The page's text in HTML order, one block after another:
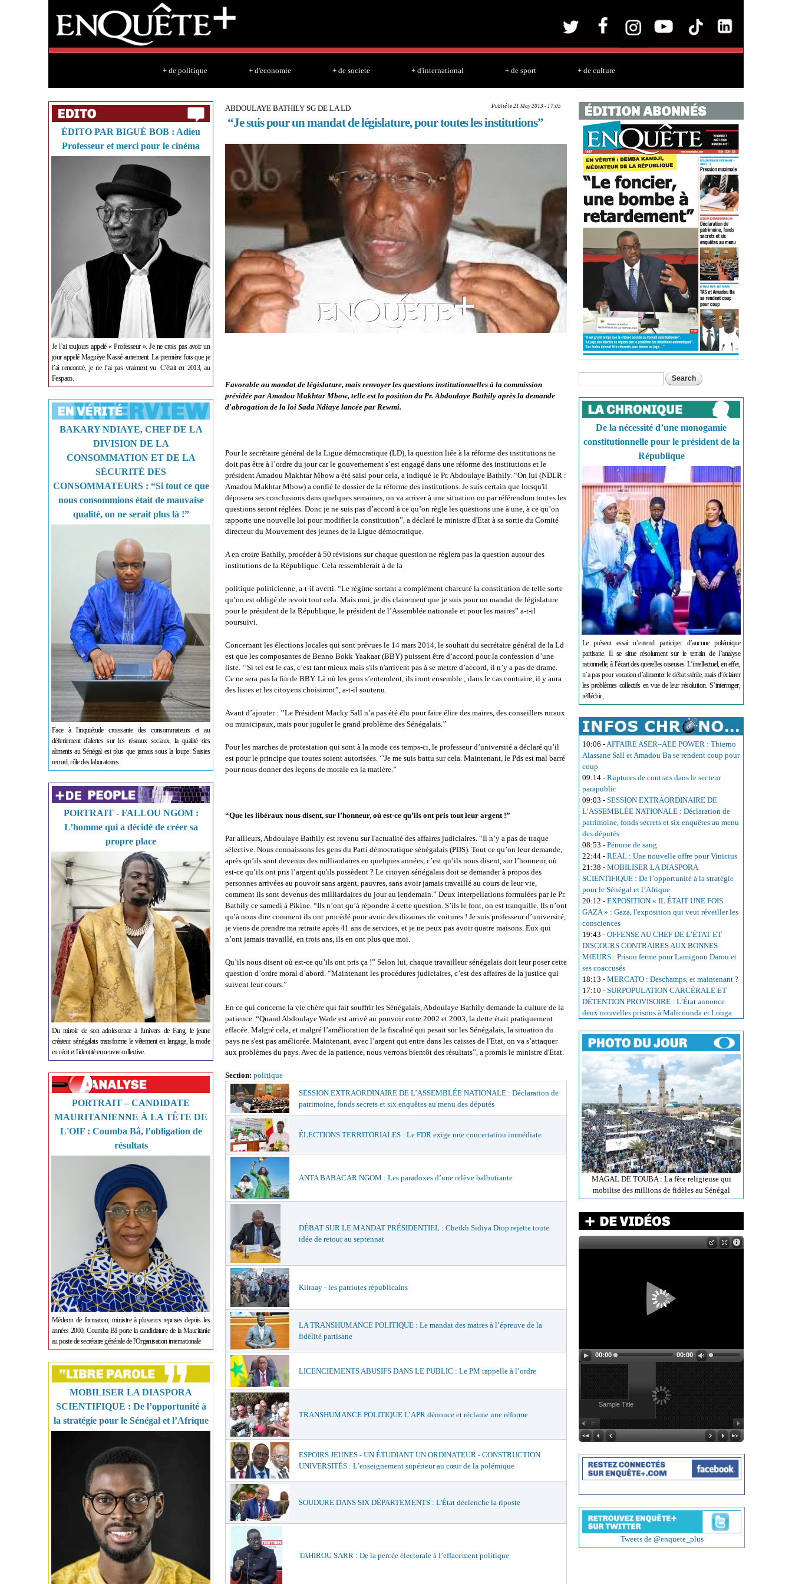
+ de politique + d'economie + de societe + d'international + de sport + de culture
ÉDITO PAR BIGUÉ BOB : Adieu
Professeur et merci pour le cinéma
Je l’ai toujours appelé « Professeur ». Je ne crois pas avoir un
jour appelé Maguèye Kassé autrement. La première fois que je
l’ai rencontré, je ne l’ai pas vraiment vu. C’était en 2013, au
Fespaco.
BAKARY NDIAYE, CHEF DE LA
DIVISION DE LA
CONSOMMATION ET DE LA
SÉCURITÉ DES
CONSOMMATEURS : “Si tout ce que
nous consommions était de mauvaise
qualité, on ne serait plus là !”
Face à l'inquiétude croissante des consommateurs et au
déferlement d'alertes sur les réseaux sociaux, la qualité des
aliments au Sénégal est plus que jamais sous la loupe. Saisies
record, rôle des laboratoires
PORTRAIT - FALLOU NGOM :
L’homme qui a décidé de créer sa
propre place
Du miroir de son adolescence à l'univers de Fang, le jeune
créateur sénégalais transforme le vêtement en langage, la mode
en récit et l'identité en œuvre collective.
PORTRAIT – CANDIDATE
MAURITANIENNE À LA TÊTE DE
L'OIF : Coumba Bâ, l’obligation de
résultats
Médecin de formation, ministre à plusieurs reprises depuis les
années 2000, Coumba Bâ porte la candidature de la Mauritanie
au poste de secrétaire générale de l'Organisation internationale
MOBILISER LA DIASPORA
SCIENTIFIQUE : De l’opportunité à
la stratégie pour le Sénégal et l’Afrique
Publié le 21 May 2013 - 17:05
ABDOULAYE BATHILY SG DE LA LD
“Je suis pour un mandat de législature, pour toutes les institutions”
Favorable au mandat de législature, mais renvoyer les questions institutionnelles à la commission
présidée par Amadou Makhtar Mbow, telle est la position du Pr. Abdoulaye Bathily après la demande
d'abrogation de la loi Sada Ndiaye lancée par Rewmi.
Pour le secrétaire général de la Ligue démocratique (LD), la question liée à la réforme des institutions ne
doit pas être à l’ordre du jour car le gouvernement s’est engagé dans une réforme des institutions et le
président Amadou Makhtar Mbow a été saisi pour cela, a indiqué le Pr. Abdoulaye Bathily. “On lui (NDLR :
Amadou Makhtar Mbow) a confié le dossier de la réforme des institutions. Je suis certain que lorsqu'il
déposera ses conclusions dans quelques semaines, on va arriver à une situation ou par référendum toutes les
questions seront réglées. Donc je ne suis pas d’accord à ce qu’on règle les questions une à une, à ce qu’on
rapporte une nouvelle loi pour modifier la constitution”, a déclaré le ministre d'Etat à sa sortie du Comité
directeur du Mouvement des jeunes de la Ligue démocratique.
A en croire Bathily, procéder à 50 révisions sur chaque question ne réglera pas la question autour des
institutions de la République. Cela ressemblerait à de la
politique politicienne, a-t-il averti. “Le régime sortant a complément charcuté la constitution de telle sorte
qu’on est obligé de revoir tout cela. Mais moi, je dis clairement que je suis pour un mandat de législature
pour le président de la République, le président de l’Assemblée nationale et pour les maires” a-t-il
poursuivi.
Concernant les élections locales qui sont prévues le 14 mars 2014, le souhait du secrétaire général de la Ld
est que les composantes de Benno Bokk Yaakaar (BBY) puissent être d’accord pour la confession d’une
liste. ‘’Si tel est le cas, c’est tant mieux mais s'ils n'arrivent pas à se mettre d’accord, il n’y a pas de drame.
Ce ne sera pas la fin de BBY. Là où les gens s’entendent, ils iront ensemble ; dans le cas contraire, il y aura
des listes et les citoyens choisiront”, a-t-il soutenu.
Avant d’ajouter : ’’Le Président Macky Sall n’a pas été élu pour faire élire des maires, des conseillers ruraux
ou municipaux, mais pour juguler le grand problème des Sénégalais.’’
Pour les marches de protestation qui sont à la mode ces temps-ci, le professeur d’université a déclaré qu’il
est pour le principe que toutes soient autorisées. ‘’Je me suis battu sur cela. Maintenant, le Pds est mal barré
pour nous donner des leçons de morale en la matière.”
“Que les libéraux nous disent, sur l’honneur, où est-ce qu’ils ont pris tout leur argent !”
Par ailleurs, Abdoulaye Bathily est revenu sur l'actualité des affaires judiciaires. “Il n’y a pas de traque
sélective. Nous connaissons les gens du Parti démocratique sénégalais (PDS). Tout ce qu’on leur demande,
après qu’ils sont devenus des milliardaires en quelques années, c’est qu’ils nous disent, sur l’honneur, où
est-ce qu’ils ont pris l’argent qu'ils possèdent ? Le citoyen sénégalais doit se demander à propos des
personnes arrivées au pouvoir sans argent, pauvres, sans avoir jamais travaillé au cours de leur vie,
comment ils sont devenus des milliardaires du jour au lendemain.” Deux interpellations formulées par le Pr.
Bathily ce samedi à Pikine. “Ils n’ont qu’à répondre à cette question. S’ils le font, on est tranquille. Ils n’ont
qu’à nous dire comment ils ont procédé pour avoir des dizaines de voitures ! Je suis professeur d’université,
je viens de prendre ma retraite après 41 ans de services, et je ne peux pas avoir quatre maisons. Eux qui
n’ont jamais travaillé, en trois ans, ils en ont plus que moi.
Qu’ils nous disent où est-ce qu’ils ont pris ça !” Selon lui, chaque travailleur sénégalais doit leur poser cette
question d’ordre moral d’abord. “Maintenant les procédures judiciaires, c’est des affaires de la justice qui
suivent leur cours.”
En ce qui concerne la vie chère qui fait souffrir les Sénégalais, Abdoulaye Bathily demande la culture de la
patience. “Quand Abdoulaye Wade est arrivé au pouvoir entre 2002 et 2003, la dette était pratiquement
effacée. Malgré cela, et malgré l’amélioration de la fiscalité qui pesait sur les Sénégalais, la situation du
pays ne s'est pas améliorée. Maintenant, avec l’argent qui entre dans les caisses de l'Etat, on va s’attaquer
aux problèmes du pays. Avec de la patience, nous verrons bientôt des résultats”, a promis le ministre d'Etat.
Section: politique
SESSION EXTRAORDINAIRE DE L’ASSEMBLÉE NATIONALE : Déclaration de
patrimoine, fonds secrets et six enquêtes au menu des députés
ÉLECTIONS TERRITORIALES : Le FDR exige une concertation immédiate
ANTA BABACAR NGOM : Les paradoxes d’une relève balbutiante
DÉBAT SUR LE MANDAT PRÉSIDENTIEL : Cheikh Sidiya Diop rejette toute
idée de retour au septennat
Kiiraay - les patriotes républicains
LA TRANSHUMANCE POLITIQUE : Le mandat des maires à l’épreuve de la
fidélité partisane
LICENCIEMENTS ABUSIFS DANS LE PUBLIC : Le PM rappelle à l’ordre
TRANSHUMANCE POLITIQUE L’APR dénonce et réclame une réforme
ESPOIRS JEUNES - UN ÉTUDIANT UN ORDINATEUR - CONSTRUCTION
UNIVERSITÉS : L’enseignement supérieur au cœur de la polémique
SOUDURE DANS SIX DÉPARTEMENTS : L'État déclenche la riposte
TAHIROU SARR : De la percée électorale à l’effacement politique
Search form
De la nécessité d’une monogamie
constitutionnelle pour le président de la
République
Le présent essai n’entend participer d’aucune polémique
partisane. Il se situe résolument sur le terrain de l’analyse
rationnelle, à l’écart des querelles oiseuses. L’intellectuel, en effet,
n’a pas pour vocation d’alimenter le débat stérile, mais d’éclairer
les problèmes collectifs en vue de leur résolution. S’interroger,
réfléchir,
10:06 -AFFAIRE ASER–AEE POWER : Thierno
Alassane Sall et Amadou Ba se rendent coup pour
coup
09:14 - Ruptures de contrats dans le secteur
parapublic
09:03 - SESSION EXTRAORDINAIRE DE
L’ASSEMBLÉE NATIONALE : Déclaration de
patrimoine, fonds secrets et six enquêtes au menu
des députés
08:53 - Pénurie de sang
22:44 - REAL : Une nouvelle offre pour Vinicius
21:38 - MOBILISER LA DIASPORA
SCIENTIFIQUE : De l’opportunité à la stratégie
pour le Sénégal et l’Afrique
20:12 - EXPOSITION « IL ÉTAIT UNE FOIS
GAZA » : Gaza, l'exposition qui veut réveiller les
consciences
19:43 - OFFENSE AU CHEF DE L’ÉTAT ET
DISCOURS CONTRAIRES AUX BONNES
MŒURS : Prison ferme pour Lamignou Darou et
ses coaccusés
18:13 - MERCATO : Deschamps, et maintenant ?
17:10 - SURPOPULATION CARCÉRALE ET
DÉTENTION PROVISOIRE : L’État annonce
deux nouvelles prisons à Malicounda et Louga
MAGAL DE TOUBA : La fête religieuse qui
mobilise des millions de fidèles au Sénégal
00:00 00:00
Sample Title
Tweets de @enquete_plus